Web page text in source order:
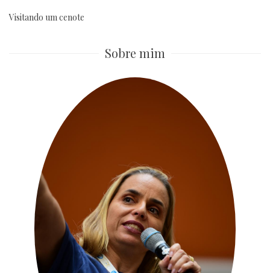
Visitando um cenote
Sobre mim